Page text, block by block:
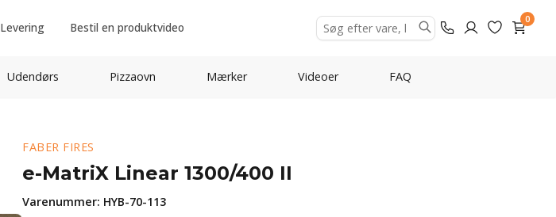
Levering Bestil en produktvideo
0
Udendørs Pizzaovn Mærker Videoer FAQ
FABER FIRES
e-MatriX Linear 1300/400 II
Varenummer: HYB-70-113